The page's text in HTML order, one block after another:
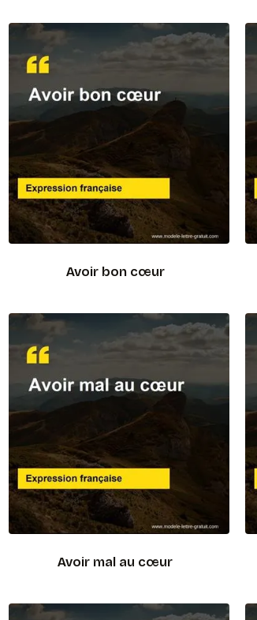
Avoir bon cœur
Avoir mal au cœur